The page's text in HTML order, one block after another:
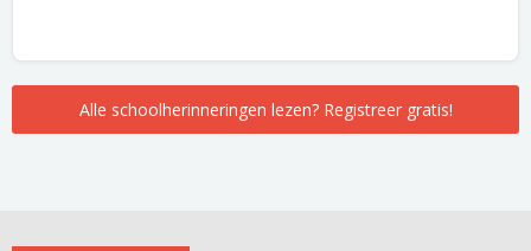
Alle schoolherinneringen lezen? Registreer gratis!